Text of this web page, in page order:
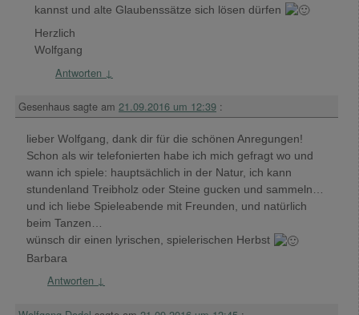
kannst und alte Glaubenssätze sich lösen dürfen
Herzlich
Wolfgang
Antworten ↓
Gesenhaus sagte am 21.09.2016 um 12:39 :
lieber Wolfgang, dank dir für die schönen Anregungen!
Schon als wir telefonierten habe ich mich gefragt wo und
wann ich spiele: hauptsächlich in der Natur, ich kann
stundenland Treibholz oder Steine gucken und sammeln…
und ich liebe Spieleabende mit Freunden, und natürlich
beim Tanzen…
wünsch dir einen lyrischen, spielerischen Herbst
Barbara
Antworten ↓